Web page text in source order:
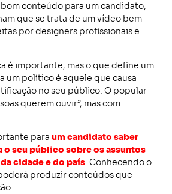
conteúdo para um candidato,
que se trata de um vídeo bem
por designers profissionais e
é importante, mas o que define um
um político é aquele que causa
no seu público. O popular
querem ouvir”, mas com
para um candidato saber
o seu público sobre os assuntos
cidade e do país. Conhecendo o
produzir conteúdos que